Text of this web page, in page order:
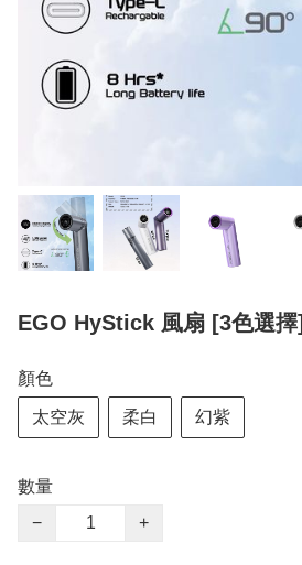
EGO HyStick 風扇 [3色選擇]
顏色
太空灰 柔白 幻紫
數量
−
+